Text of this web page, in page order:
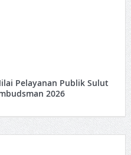
Pelayanan Publik Sulut
2026